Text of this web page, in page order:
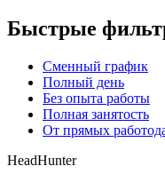
Быстрые
Сменный график
Полный день
Без опыта работы
Полная занятость
От прямых
HeadHunter